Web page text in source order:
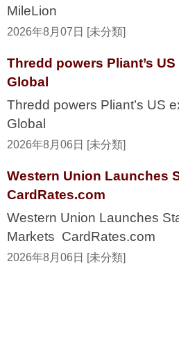
MileLion
2026年8月07日 [未分類]
Thredd powers Pliant’s
Global
Thredd powers Pliant’s US
Global
2026年8月06日 [未分類]
Western Union Launches
CardRates.com
Western Union Launches
Markets CardRates.com
2026年8月06日 [未分類]